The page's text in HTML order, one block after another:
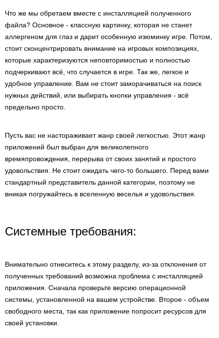
Что же мы обретаем вместе с инсталляцией полученного
файла? Основное - классную картинку, которая не станет
аллергеном для глаз и дарит особенную изюминку игре. Потом,
стоит сконцентрировать внимание на игровых композициях,
которые характеризуются неповторимостью и полностью
подчеркивают всё, что случается в игре. Так же, легкое и
удобное управление. Вам не стоит заморачиваться на поиск
нужных действий, или выбирать кнопки управления - всё
предельно просто.
Пусть вас не настораживает жанр своей легкостью. Этот жанр
приложений был выбран для великолепного
времяпровождения, перерыва от своих занятий и простого
удовольствия. Не стоит ожидать чего-то большего. Перед вами
стандартный представитель данной категории, поэтому не
вникая погружайтесь в вселенную веселья и удовольствия.
Системные требования:
Внимательно отнеситесь к этому разделу, из-за отклонения от
полученных требований возможна проблема с инсталляцией
приложения. Сначала проверьте версию операционной
системы, установленной на вашем устройстве. Второе - объем
свободного места, так как приложение попросит ресурсов для
своей установки.